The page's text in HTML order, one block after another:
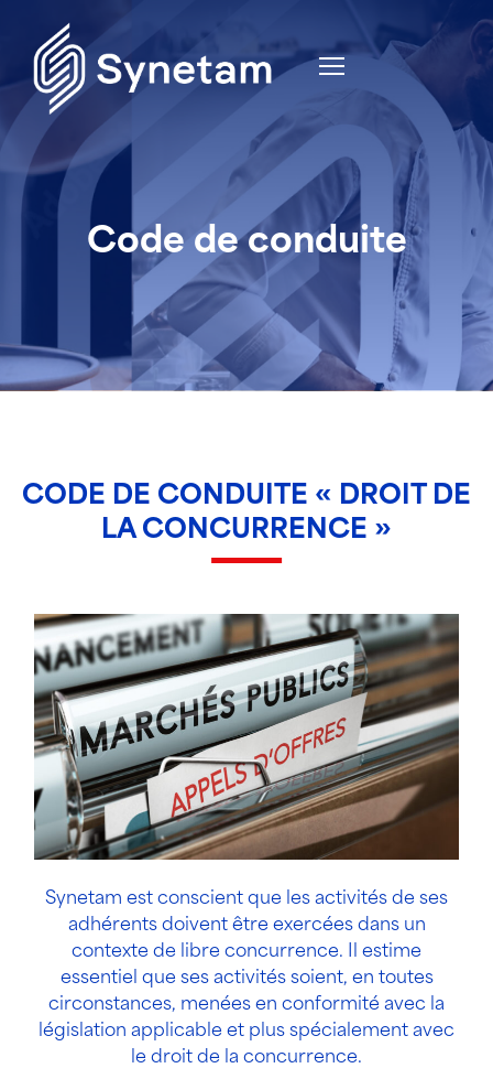
Code de conduite
CODE DE CONDUITE « DROIT DE
LA CONCURRENCE »
Synetam est conscient que les activités de ses
adhérents doivent être exercées dans un
contexte de libre concurrence. Il estime
essentiel que ses activités soient, en toutes
circonstances, menées en conformité avec la
législation applicable et plus spécialement avec
le droit de la concurrence.